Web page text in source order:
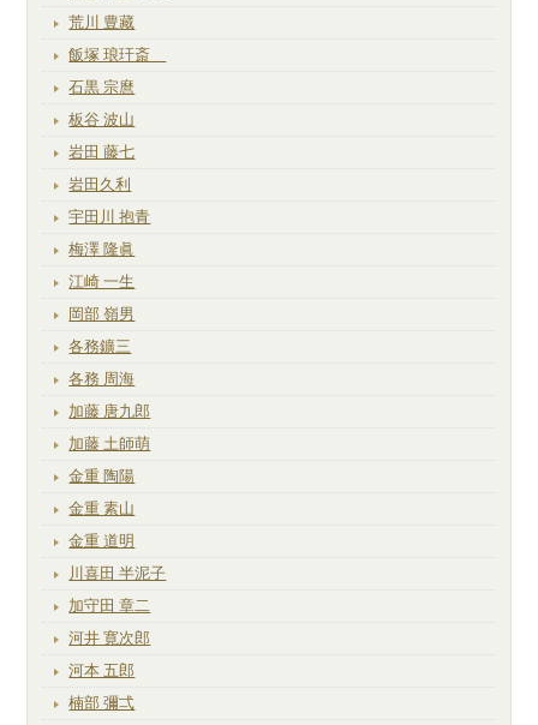
荒川 豊藏
飯塚 琅玕斎
石黒 宗麿
板谷 波山
岩田 藤七
岩田久利
宇田川 抱青
梅澤 隆眞
江崎 一生
岡部 嶺男
各務鑛三
各務 周海
加藤 唐九郎
加藤 土師萌
金重 陶陽
金重 素山
金重 道明
川喜田 半泥子
加守田 章二
河井 寛次郎
河本 五郎
楠部 彌弌